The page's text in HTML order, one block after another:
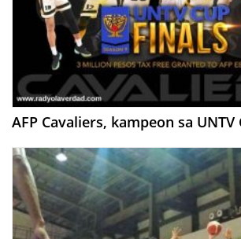
AFP Cavaliers, kampeon sa UNTV